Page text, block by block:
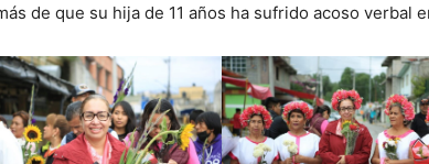
de que su hija de 11 años ha sufrido acoso verbal